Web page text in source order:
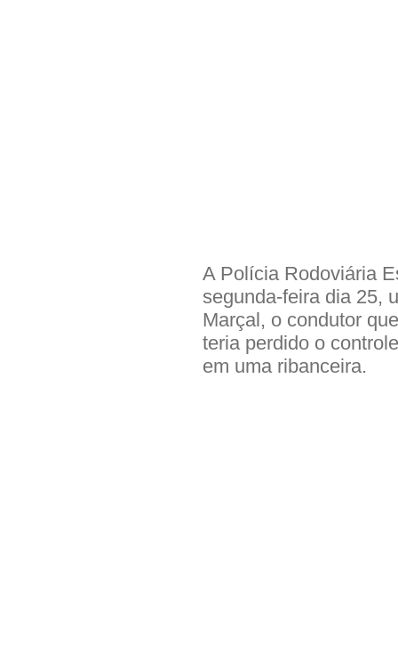
A Polícia Rodoviária
segunda-feira dia 25,
Marçal, o condutor
teria perdido o
em uma ribanceira.